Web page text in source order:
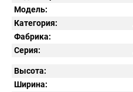
Модель:
Категория:
Фабрика:
Серия:
Высота:
Ширина: